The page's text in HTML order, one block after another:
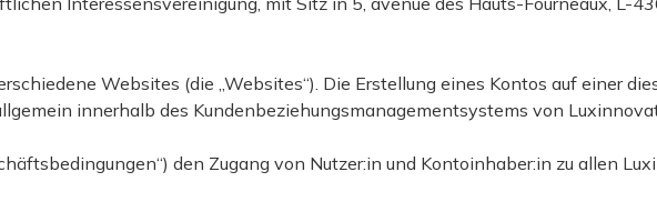
Websites (die „Websites“). Die Erstellung eines Kontos auf einer
innerhalb des Kundenbeziehungsmanagementsystems von
den Zugang von Nutzer:in und Kontoinhaber:in zu allen